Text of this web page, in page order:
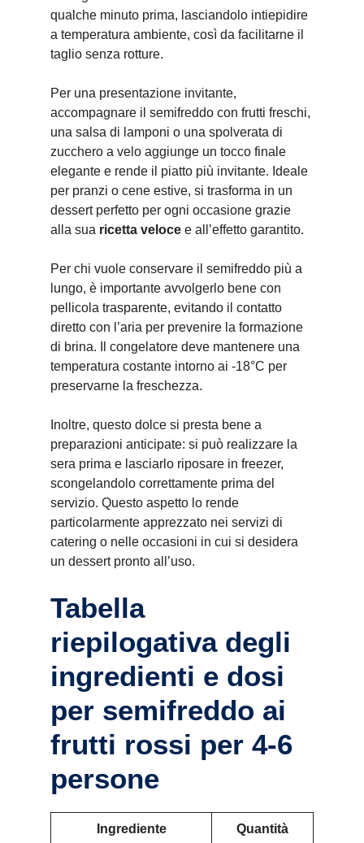
qualche minuto prima, lasciandolo intiepidire
a temperatura ambiente, così da facilitarne il
taglio senza rotture.
Per una presentazione invitante,
accompagnare il semifreddo con frutti freschi,
una salsa di lamponi o una spolverata di
zucchero a velo aggiunge un tocco finale
elegante e rende il piatto più invitante. Ideale
per pranzi o cene estive, si trasforma in un
dessert perfetto per ogni occasione grazie
alla sua ricetta veloce e all’effetto garantito.
Per chi vuole conservare il semifreddo più a
lungo, è importante avvolgerlo bene con
pellicola trasparente, evitando il contatto
diretto con l’aria per prevenire la formazione
di brina. Il congelatore deve mantenere una
temperatura costante intorno ai -18°C per
preservarne la freschezza.
Inoltre, questo dolce si presta bene a
preparazioni anticipate: si può realizzare la
sera prima e lasciarlo riposare in freezer,
scongelandolo correttamente prima del
servizio. Questo aspetto lo rende
particolarmente apprezzato nei servizi di
catering o nelle occasioni in cui si desidera
un dessert pronto all’uso.
Tabella
riepilogativa degli
ingredienti e dosi
per semifreddo ai
frutti rossi per 4-6
persone
Ingrediente Quantità